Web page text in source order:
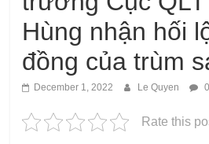
Hùng nhận hối
đồng của trùm
December 1, 2022 Le Quyen
Rate this